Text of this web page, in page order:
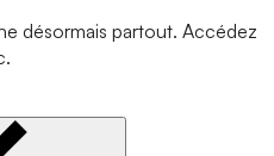
désormais partout. Accédez